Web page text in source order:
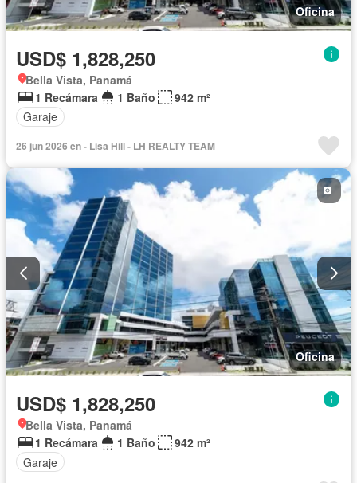
Oficina
USD$ 1,828,250
Bella Vista, Panamá
1 Recámara
1 Baño
942 m²
Garaje
26 jun 2026 en - Lisa Hill - LH REALTY TEAM
Oficina
USD$ 1,828,250
Bella Vista, Panamá
1 Recámara
1 Baño
942 m²
Garaje